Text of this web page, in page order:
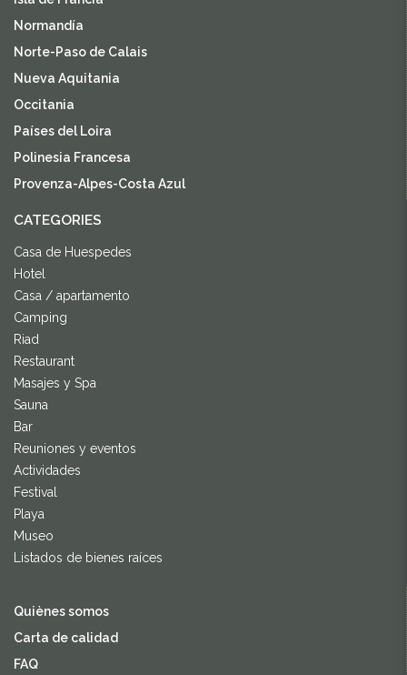
Normandía
Norte-Paso de Calais
Nueva Aquitania
Occitania
Países del Loira
Polinesia Francesa
Provenza-Alpes-Costa Azul
CATEGORIES
Casa de Huespedes
Hotel
Casa / apartamento
Camping
Riad
Restaurant
Masajes y Spa
Sauna
Bar
Reuniones y eventos
Actividades
Festival
Playa
Museo
Listados de bienes raíces
Quiènes somos
Carta de calidad
FAQ